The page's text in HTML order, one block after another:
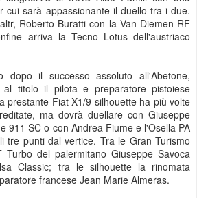
cui sarà appassionante il duello tra i due.
Roberto Buratti con la Van Diemen RF
arriva la Tecno Lotus dell'austriaco
dopo il successo assoluto all'Abetone,
al titolo il pilota e preparatore pistoiese
prestante Fiat X1/9 silhouette ha più volte
ma dovrà duellare con Giuseppe
911 SC o con Andrea Fiume e l'Osella PA
tre punti dal vertice. Tra le Gran Turismo
del palermitano Giuseppe Savoca
Classic; tra le silhouette la rinomata
francese Jean Marie Almeras.